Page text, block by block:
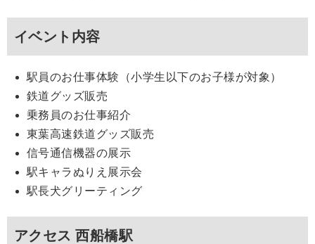
イベント内容
駅員のお仕事体験（小学生以下のお子様が対象）
鉄道グッズ販売
乗務員のお仕事紹介
東葉高速鉄道グッズ販売
信号通信機器の展示
駅キャラぬりえ展示会
駅長犬グリーティング
アクセス 西船橋駅